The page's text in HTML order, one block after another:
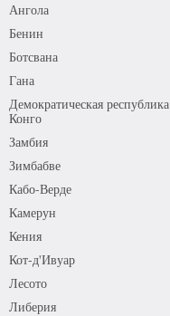
Ангола
Бенин
Ботсвана
Гана
Демократическая республика
Конго
Замбия
Зимбабве
Кабо-Верде
Камерун
Кения
Кот-д'Ивуар
Лесото
Либерия